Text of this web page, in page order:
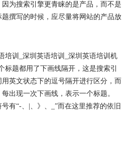
为搜索引擎更青睐的是产品，而不是
撰写的时候，应尽量将网站的产品放
培训_深圳英语培训_深圳英语培训机
标题都用了下画线隔开，这是搜索引
英文状态下的逗号隔开进行区分，而
出现一次下画线，表示一个标题。
有“-、|、》、_”而在这里推荐的依旧